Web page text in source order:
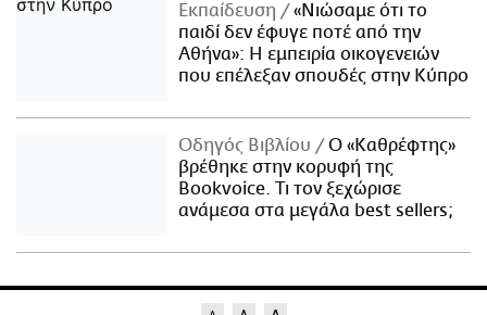
Εκπαίδευση
«Νιώσαμε ότι το
παιδί δεν έφυγε ποτέ από την
Αθήνα»: Η εμπειρία οικογενειών
που επέλεξαν σπουδές στην Κύπρο
Οδηγός Βιβλίου
Ο «Καθρέφτης»
βρέθηκε στην κορυφή της
Bookvoice. Τι τον ξεχώρισε
ανάμεσα στα μεγάλα best sellers;